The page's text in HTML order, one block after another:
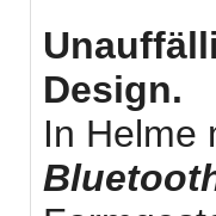
Design.
In Helme